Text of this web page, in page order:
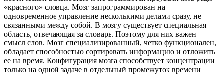
«красного» словца. Мозг запрограммирован на
одновременное управление несколькими делами сразу, не
связанными между собой. В мозгу существует специальная
область, отвечающая за словарь. Поэтому для них важен
смысл слов. Мозг специализированный, четко функционален,
обладает способностью сортировать информацию и отложить
ее на время. Конфигурация мозга способствует концентрации
только на одной задаче в отдельный промежуток времени